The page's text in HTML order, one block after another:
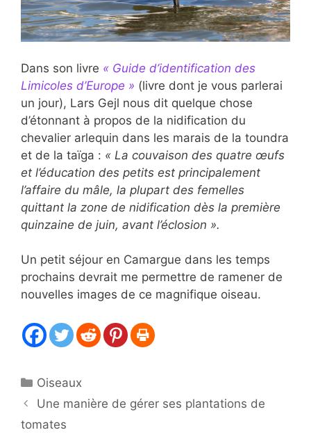
Dans son livre « Guide d’identification des
Limicoles d’Europe » (livre dont je vous parlerai
un jour), Lars Gejl nous dit quelque chose
d’étonnant à propos de la nidification du
chevalier arlequin dans les marais de la toundra
et de la taïga : « La couvaison des quatre œufs
et l’éducation des petits est principalement
l’affaire du mâle, la plupart des femelles
quittant la zone de nidification dès la première
quinzaine de juin, avant l’éclosion ».
Un petit séjour en Camargue dans les temps
prochains devrait me permettre de ramener de
nouvelles images de ce magnifique oiseau.
Catégories
Oiseaux
Une manière de gérer ses plantations de
tomates